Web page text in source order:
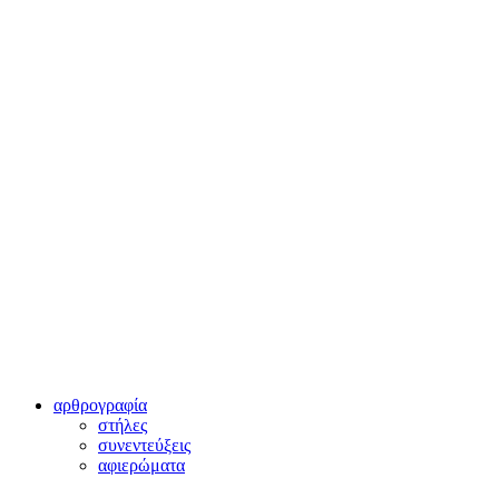
αρθρογραφία
στήλες
συνεντεύξεις
αφιερώματα